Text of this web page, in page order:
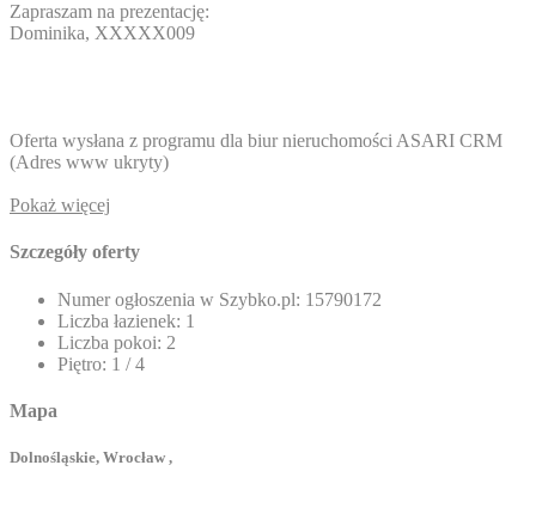
Zapraszam na prezentację:
Dominika, XXXXX009
Oferta wysłana z programu dla biur nieruchomości ASARI CRM
(Adres www ukryty)
Pokaż więcej
Szczegóły oferty
Numer ogłoszenia w Szybko.pl: 15790172
Liczba łazienek: 1
Liczba pokoi: 2
Piętro: 1 / 4
Mapa
Dolnośląskie, Wrocław ,